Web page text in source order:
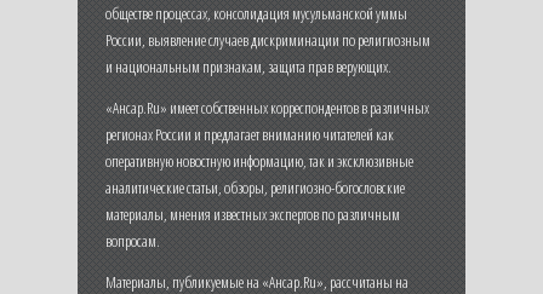
обществе процессах, консолидация мусульманской уммы
России, выявление случаев дискриминации по религиозным
и национальным признакам, защита прав верующих.
«Ансар.Ru» имеет собственных корреспондентов в различных
регионах России и предлагает вниманию читателей как
оперативную новостную информацию, так и эксклюзивные
аналитические статьи, обзоры, религиозно-богословские
материалы, мнения известных экспертов по различным
вопросам.
Материалы, публикуемые на «Ансар.Ru», рассчитаны на